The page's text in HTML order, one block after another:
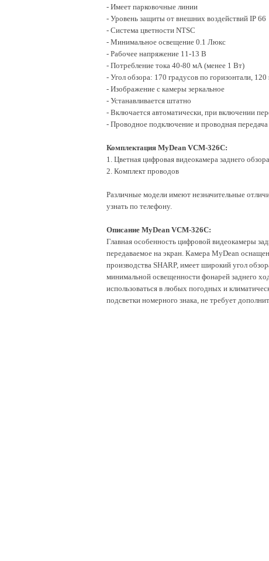
- Имеет парковочные линии
- Уровень защиты от внешних воздействий IP 66
- Система цветности NTSC
- Минимальное освещение 0.1 Люкс
- Рабочее напряжение 11-13 В
- Потребление тока 40-80 мА (менее 1 Вт)
- Угол обзора: 170 градусов по горизонтали, 120
- Изображение с камеры зеркальное
- Устанавливается штатно
- Включается автоматически, при включении
- Проводное подключение и проводная
Комплектация MyDean VCM-326C:
1. Цветная цифровая видеокамера заднего обзора
2. Комплект проводов
Различные модели имеют незначительные
узнать по телефону.
Описание MyDean VCM-326C:
Главная особенность цифровой видеокамеры
передаваемое на экран. Камера MyDean
производства SHARP, имеет широкий угол
минимальной освещенности фонарей заднего
использоваться в любых погодных и
подсветки номерного знака, не требует